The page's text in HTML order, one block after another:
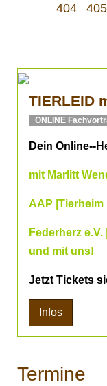
404
405
TIERLEID
ONLINE
Dein Online--
mit Marlitt
AAP |Tierheim
Federherz
und mit uns!
Jetzt Tickets
Infos
Termine